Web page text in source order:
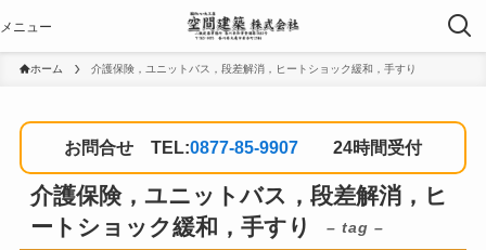
ホーム 介護保険，ユニットバス，段差解消，ヒートショック緩和，手すり
お問合せ TEL:0877-85-9907 24時間受付
介護保険，ユニットバス，段差解消，ヒ
ートショック緩和，手すり
– tag –